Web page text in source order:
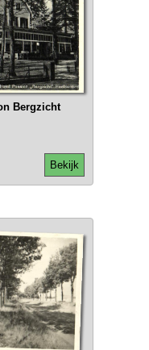
Bergzicht
Bekijk